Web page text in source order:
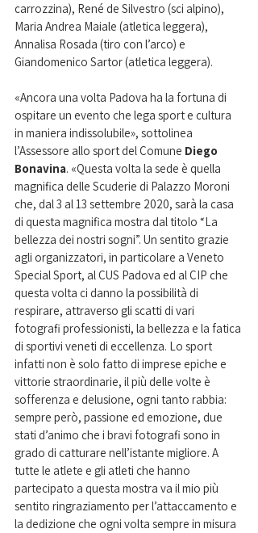
carrozzina), René de Silvestro (sci alpino),
Maria Andrea Maiale (atletica leggera),
Annalisa Rosada (tiro con l’arco) e
Giandomenico Sartor (atletica leggera).
«Ancora una volta Padova ha la fortuna di
ospitare un evento che lega sport e cultura
in maniera indissolubile», sottolinea
l’Assessore allo sport del Comune Diego
Bonavina. «Questa volta la sede è quella
magnifica delle Scuderie di Palazzo Moroni
che, dal 3 al 13 settembre 2020, sarà la casa
di questa magnifica mostra dal titolo “La
bellezza dei nostri sogni”. Un sentito grazie
agli organizzatori, in particolare a Veneto
Special Sport, al CUS Padova ed al CIP che
questa volta ci danno la possibilità di
respirare, attraverso gli scatti di vari
fotografi professionisti, la bellezza e la fatica
di sportivi veneti di eccellenza. Lo sport
infatti non è solo fatto di imprese epiche e
vittorie straordinarie, il più delle volte è
sofferenza e delusione, ogni tanto rabbia:
sempre però, passione ed emozione, due
stati d’animo che i bravi fotografi sono in
grado di catturare nell’istante migliore. A
tutte le atlete e gli atleti che hanno
partecipato a questa mostra va il mio più
sentito ringraziamento per l’attaccamento e
la dedizione che ogni volta sempre in misura